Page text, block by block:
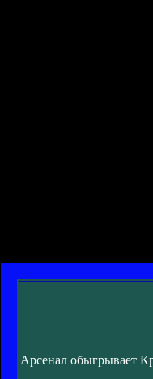
Арсенал обыгрывает